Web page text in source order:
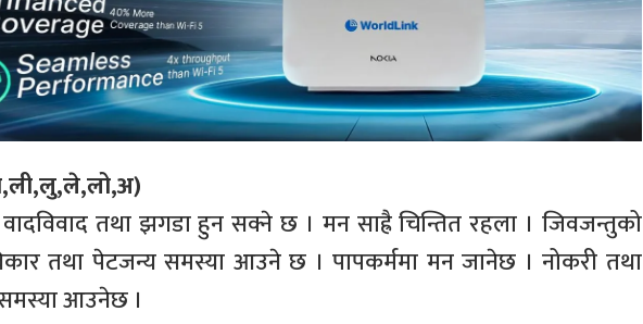
तथा झगडा हुन सक्ने छ । मन साह्रै चिन्तित रहला । जिवजन्तुको
तथा पेटजन्य समस्या आउने छ । पापकर्ममा मन जानेछ । नोकरी तथा
समस्या आउनेछ ।